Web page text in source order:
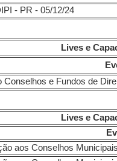
- PR - 05/12/24
Lives e
do Conselhos e
Lives e
aos Conselhos